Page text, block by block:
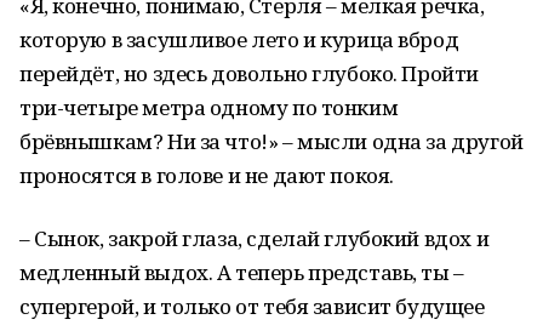
которую в засушливое лето и курица вброд
перейдёт, но здесь довольно глубоко. Пройти
три-четыре метра одному по тонким
брёвнышкам? Ни за что!» – мысли одна за другой
проносятся в голове и не дают покоя.
– Сынок, закрой глаза, сделай глубокий вдох и
медленный выдох. А теперь представь, ты –
супергерой, и только от тебя зависит будущее